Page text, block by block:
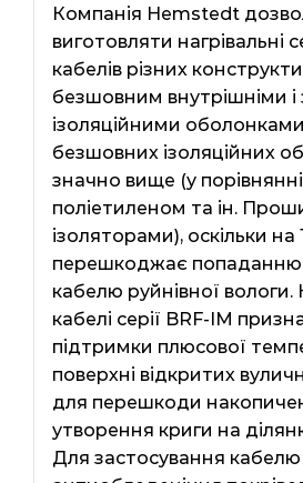
Компанія Hemstedt
виготовляти нагрівальні
кабелів різних
безшовним внутрішніми і
ізоляційними
безшовних ізоляційних
значно вище (у
поліетиленом та ін.
ізоляторами), оскільки на
перешкоджає попаданню
кабелю руйнівної вологи.
кабелі серії BRF-IM
підтримки плюсової
поверхні відкритих
для перешкоди
утворення криги на
Для застосування